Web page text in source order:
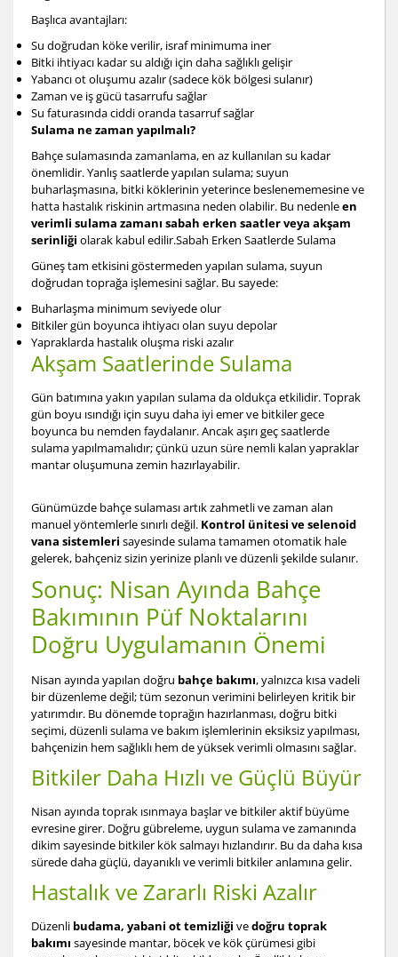
Başlıca avantajları:
Su doğrudan köke verilir, israf minimuma iner
Bitki ihtiyacı kadar su aldığı için daha sağlıklı gelişir
Yabancı ot oluşumu azalır (sadece kök bölgesi sulanır)
Zaman ve iş gücü tasarrufu sağlar
Su faturasında ciddi oranda tasarruf sağlar
Sulama ne zaman yapılmalı?
Bahçe sulamasında zamanlama, en az kullanılan su kadar
önemlidir. Yanlış saatlerde yapılan sulama; suyun
buharlaşmasına, bitki köklerinin yeterince beslenememesine ve
hatta hastalık riskinin artmasına neden olabilir. Bu nedenleen
verimli sulama zamanı sabah erken saatler veya akşam
serinliği olarak kabul edilir.Sabah Erken Saatlerde Sulama
Güneş tam etkisini göstermeden yapılan sulama, suyun
doğrudan toprağa işlemesini sağlar. Bu sayede:
Buharlaşma minimum seviyede olur
Bitkiler gün boyunca ihtiyacı olan suyu depolar
Yapraklarda hastalık oluşma riski azalır
Akşam Saatlerinde Sulama
Gün batımına yakın yapılan sulama da oldukça etkilidir. Toprak
gün boyu ısındığı için suyu daha iyi emer ve bitkiler gece
boyunca bu nemden faydalanır. Ancak aşırı geç saatlerde
sulama yapılmamalıdır; çünkü uzun süre nemli kalan yapraklar
mantar oluşumuna zemin hazırlayabilir.
Günümüzde bahçe sulaması artık zahmetli ve zaman alan
manuel yöntemlerle sınırlı değil. Kontrol ünitesi veselenoid
vana sistemleri sayesinde sulama tamamen otomatik hale
gelerek, bahçeniz sizin yerinize planlı ve düzenli şekilde sulanır.
Sonuç: Nisan Ayında Bahçe
Bakımının Püf Noktalarını
Doğru Uygulamanın Önemi
Nisan ayında yapılan doğru bahçe bakımı, yalnızca kısa vadeli
bir düzenleme değil; tüm sezonun verimini belirleyen kritik bir
yatırımdır. Bu dönemde toprağın hazırlanması, doğru bitki
seçimi, düzenli sulama ve bakım işlemlerinin eksiksiz yapılması,
bahçenizin hem sağlıklı hem de yüksek verimli olmasını sağlar.
Bitkiler Daha Hızlı ve Güçlü Büyür
Nisan ayında toprak ısınmaya başlar ve bitkiler aktif büyüme
evresine girer. Doğru gübreleme, uygun sulama ve zamanında
dikim sayesinde bitkiler kök salmayı hızlandırır. Bu da daha kısa
sürede daha güçlü, dayanıklı ve verimli bitkiler anlamına gelir.
Hastalık ve Zararlı Riski Azalır
Düzenli budama, yabani ot temizliği vedoğru toprak
bakımı sayesinde mantar, böcek ve kök çürümesi gibi